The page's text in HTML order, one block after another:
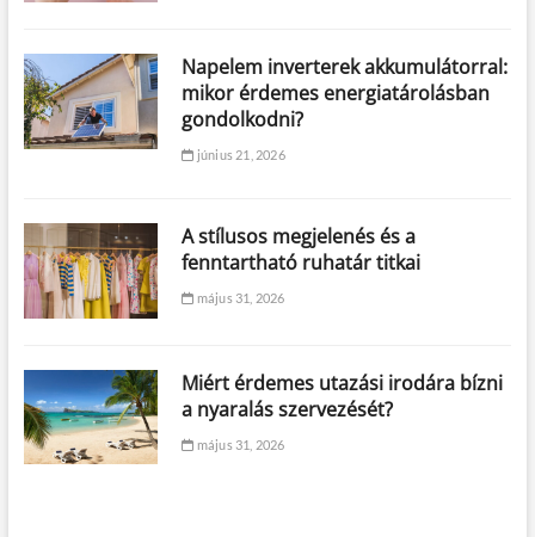
Napelem inverterek akkumulátorral:
mikor érdemes energiatárolásban
gondolkodni?
június 21, 2026
A stílusos megjelenés és a
fenntartható ruhatár titkai
május 31, 2026
Miért érdemes utazási irodára bízni
a nyaralás szervezését?
május 31, 2026